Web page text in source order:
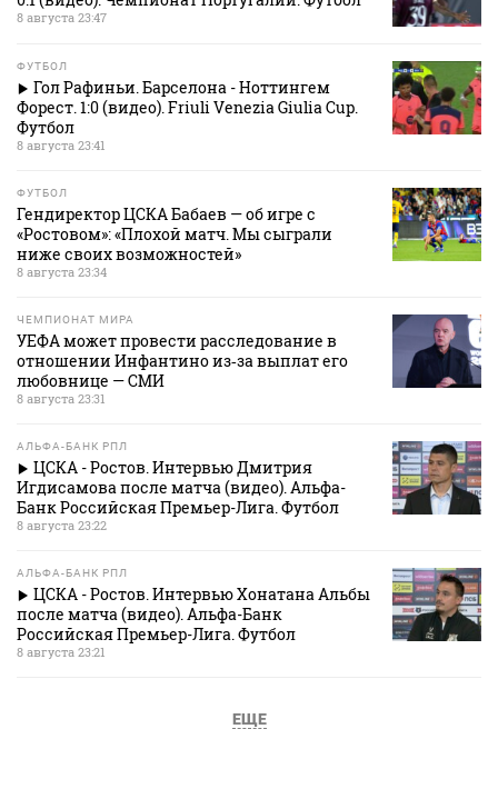
8 августа 23:47
ФУТБОЛ
Гол Рафиньи. Барселона - Ноттингем
Форест. 1:0 (видео). Friuli Venezia Giulia Cup.
Футбол
8 августа 23:41
ФУТБОЛ
Гендиректор ЦСКА Бабаев — об игре с
«Ростовом»: «Плохой матч. Мы сыграли
ниже своих возможностей»
8 августа 23:34
ЧЕМПИОНАТ МИРА
УЕФА может провести расследование в
отношении Инфантино из‑за выплат его
любовнице — СМИ
8 августа 23:31
АЛЬФА-БАНК РПЛ
ЦСКА - Ростов. Интервью Дмитрия
Игдисамова после матча (видео). Альфа-
Банк Российская Премьер-Лига. Футбол
8 августа 23:22
АЛЬФА-БАНК РПЛ
ЦСКА - Ростов. Интервью Хонатана Альбы
после матча (видео). Альфа-Банк
Российская Премьер-Лига. Футбол
8 августа 23:21
ЕЩЕ